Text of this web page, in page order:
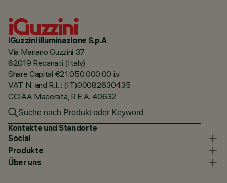
iGuzzini illuminazione S.p.A
Via Mariano Guzzini 37
62019 Recanati (Italy)
Share Capital €21.050.000,00 i.v.
VAT N. and R.I. : (IT)00082630435
CCIAA Macerata, R.E.A. 40632
Kontakte und Standorte
Social
Produkte
Über uns